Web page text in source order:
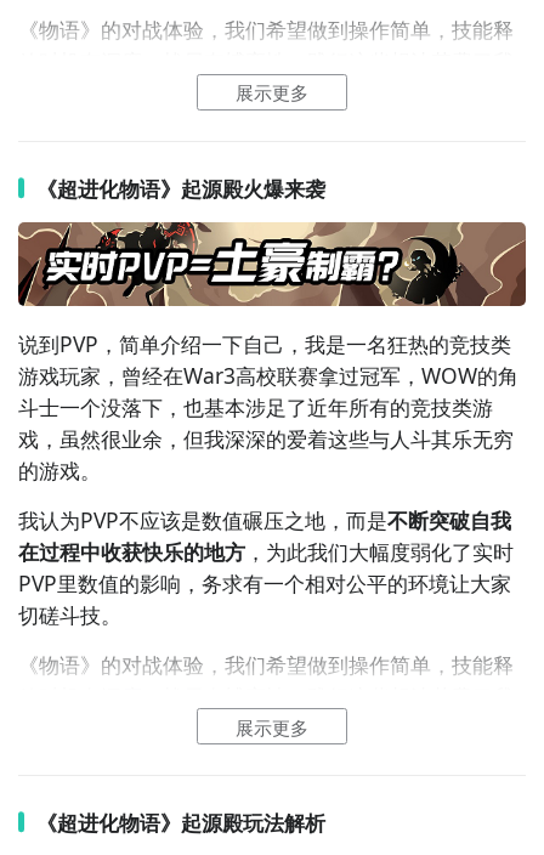
《超进化物语》一言不合就进化
http://www.9game.cn/cjhwy/
《物语》的对战体验，我们希望做到操作简单，技能释
们大量的时间，从DEMO到现在，我们收集了很多很棒
被动效果，并强化了神灵的战略特色，举个栗子：
神灵白虎在场时，怪兽
除了攻击力提高外，还可以利用
白虎的技能把对方的远程怪兽拉到战场中央进行集火，
而神灵朱雀在场时，怪兽的伤害减免能力会提高，释放
主动技能后己方怪兽5秒内不会死亡，正确的时机切换朱
雀可以完克白虎，累积优势。
总的来说《物语》的实时PVP会以这种见招拆招的体验
为基调展开，我们会尽早大规模开放实时PVP测试，并
持续的跟大家进行交流，相信最后一定可以打磨出超过
瘾的对战体验。
《超进化物语》一言不合就进化
http://www.9game.cn/cjhwy/
展示更多
《超进化物语》起源殿火爆来袭
说到PVP，简单介绍一下自己，我是一名狂热的竞技类
游戏玩家，曾经在War3高校联赛拿过冠军，WOW的角
斗士一个没落下，也基本涉足了近年所有的竞技类游
戏，虽然很业余，但我深深的爱着这些与人斗其乐无穷
的游戏。
我认为PVP不应该是数值碾压之地，而是不断突破自我
在过程中收获快乐的地方，为此我们大幅度弱化了实时
PVP里数值的影响，务求有一个相对公平的环境让大家
切磋斗技。
《物语》的对战体验，我们希望做到操作简单，技能释
们大量的时间，从DEMO到现在，我们收集了很多很棒
被动效果，并强化了神灵的战略特色，举个栗子：
展示更多
《超进化物语》起源殿玩法解析